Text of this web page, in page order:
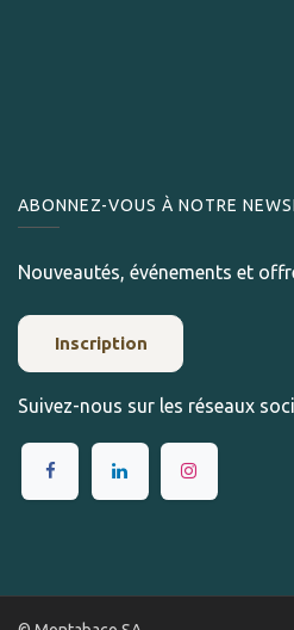
ABONNEZ-VOUS À NOTRE
Nouveautés, événements et
Inscription
Suivez-nous sur les réseaux